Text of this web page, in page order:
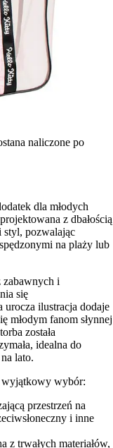
naliczone po
dla młodych
z dbałością
styl, pozwalając
na plaży lub
zabawnych i
się
ilustracja dodaje
młodym fanom słynnej
została
idealna do
lato.
wyjątkowy wybór:
przestrzeń na
i inne
z trwałych materiałów,